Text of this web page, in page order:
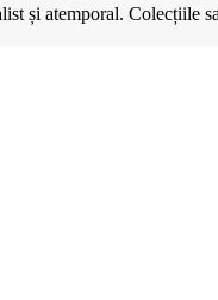
și atemporal. Colecțiile